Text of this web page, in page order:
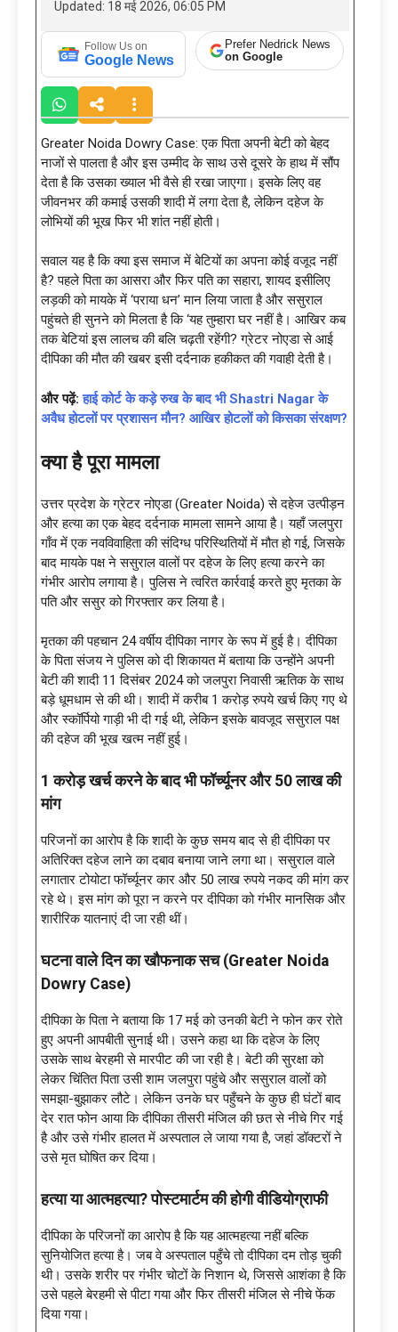
Updated: 18 मई 2026, 06:05 PM
Follow Us on
Google News
Prefer Nedrick News
on Google
Greater Noida Dowry Case: एक पिता अपनी बेटी को बेहद
नाजों से पालता है और इस उम्मीद के साथ उसे दूसरे के हाथ में सौंप
देता है कि उसका ख्याल भी वैसे ही रखा जाएगा। इसके लिए वह
जीवनभर की कमाई उसकी शादी में लगा देता है, लेकिन दहेज के
लोभियों की भूख फिर भी शांत नहीं होती।
सवाल यह है कि क्या इस समाज में बेटियों का अपना कोई वजूद नहीं
है? पहले पिता का आसरा और फिर पति का सहारा, शायद इसीलिए
लड़की को मायके में ‘पराया धन’ मान लिया जाता है और ससुराल
पहुंचते ही सुनने को मिलता है कि ‘यह तुम्हारा घर नहीं है। आखिर कब
तक बेटियां इस लालच की बलि चढ़ती रहेंगी? ग्रेटर नोएडा से आई
दीपिका की मौत की खबर इसी दर्दनाक हकीकत की गवाही देती है।
और पढ़ें:हाई कोर्ट के कड़े रुख के बाद भी Shastri Nagar के
अवैध होटलों पर प्रशासन मौन? आखिर होटलों को किसका संरक्षण?
क्या है पूरा मामला
उत्तर प्रदेश के ग्रेटर नोएडा (Greater Noida) से दहेज उत्पीड़न
और हत्या का एक बेहद दर्दनाक मामला सामने आया है। यहाँ जलपुरा
गाँव में एक नवविवाहिता की संदिग्ध परिस्थितियों में मौत हो गई, जिसके
बाद मायके पक्ष ने ससुराल वालों पर दहेज के लिए हत्या करने का
गंभीर आरोप लगाया है। पुलिस ने त्वरित कार्रवाई करते हुए मृतका के
पति और ससुर को गिरफ्तार कर लिया है।
मृतका की पहचान 24 वर्षीय दीपिका नागर के रूप में हुई है। दीपिका
के पिता संजय ने पुलिस को दी शिकायत में बताया कि उन्होंने अपनी
बेटी की शादी 11 दिसंबर 2024 को जलपुरा निवासी ऋतिक के साथ
बड़े धूमधाम से की थी। शादी में करीब 1 करोड़ रुपये खर्च किए गए थे
और स्कॉर्पियो गाड़ी भी दी गई थी, लेकिन इसके बावजूद ससुराल पक्ष
की दहेज की भूख खत्म नहीं हुई।
1 करोड़ खर्च करने के बाद भी फॉर्च्यूनर और 50 लाख की
मांग
परिजनों का आरोप है कि शादी के कुछ समय बाद से ही दीपिका पर
अतिरिक्त दहेज लाने का दबाव बनाया जाने लगा था। ससुराल वाले
लगातार टोयोटा फॉर्च्यूनर कार और 50 लाख रुपये नकद की मांग कर
रहे थे। इस मांग को पूरा न करने पर दीपिका को गंभीर मानसिक और
शारीरिक यातनाएं दी जा रही थीं।
घटना वाले दिन का खौफनाक सच (Greater Noida
Dowry Case)
दीपिका के पिता ने बताया कि 17 मई को उनकी बेटी ने फोन कर रोते
हुए अपनी आपबीती सुनाई थी। उसने कहा था कि दहेज के लिए
उसके साथ बेरहमी से मारपीट की जा रही है। बेटी की सुरक्षा को
लेकर चिंतित पिता उसी शाम जलपुरा पहुंचे और ससुराल वालों को
समझा-बुझाकर लौटे। लेकिन उनके घर पहुँचने के कुछ ही घंटों बाद
देर रात फोन आया कि दीपिका तीसरी मंजिल की छत से नीचे गिर गई
है और उसे गंभीर हालत में अस्पताल ले जाया गया है, जहां डॉक्टरों ने
उसे मृत घोषित कर दिया।
हत्या या आत्महत्या? पोस्टमार्टम की होगी वीडियोग्राफी
दीपिका के परिजनों का आरोप है कि यह आत्महत्या नहीं बल्कि
सुनियोजित हत्या है। जब वे अस्पताल पहुँचे तो दीपिका दम तोड़ चुकी
थी। उसके शरीर पर गंभीर चोटों के निशान थे, जिससे आशंका है कि
उसे पहले बेरहमी से पीटा गया और फिर तीसरी मंजिल से नीचे फेंक
दिया गया।